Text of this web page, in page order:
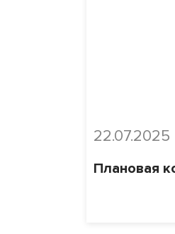
22.07.2025
Плановая